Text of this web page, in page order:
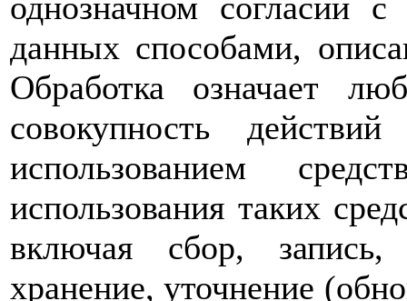
однозначном согласии
данных способами,
Обработка означает
совокупность
использованием
использования таких
включая сбор, запись,
хранение, уточнение